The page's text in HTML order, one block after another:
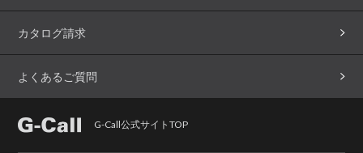
カタログ請求
よくあるご質問
G-Call公式サイトTOP